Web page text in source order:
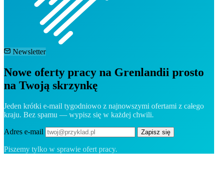
Newsletter
Nowe oferty pracy na Grenlandii prosto
na Twoją skrzynkę
Jeden krótki e-mail tygodniowo z najnowszymi ofertami z całego
kraju. Bez spamu — wypisz się w każdej chwili.
Adres e-mail Zapisz się
Piszemy tylko w sprawie ofert pracy.